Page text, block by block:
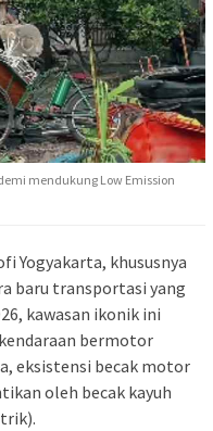
mendukung Low Emission
Yogyakarta, khususnya
baru transportasi yang
kawasan ikonik ini
bermotor
eksistensi becak motor
oleh becak kayuh